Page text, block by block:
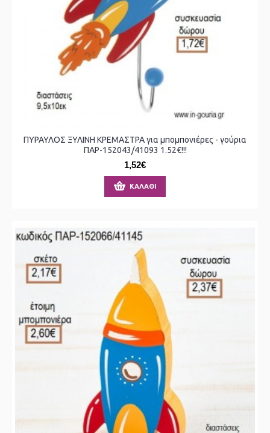
ΠΥΡΑΥΛΟΣ ΞΥΛΙΝΗ ΚΡΕΜΑΣΤΡΑ για μπομπονιέρες - γούρια
ΠΑΡ-152043/41093 1.52€!!!
1,52€
ΚΑΛΆΘΙ